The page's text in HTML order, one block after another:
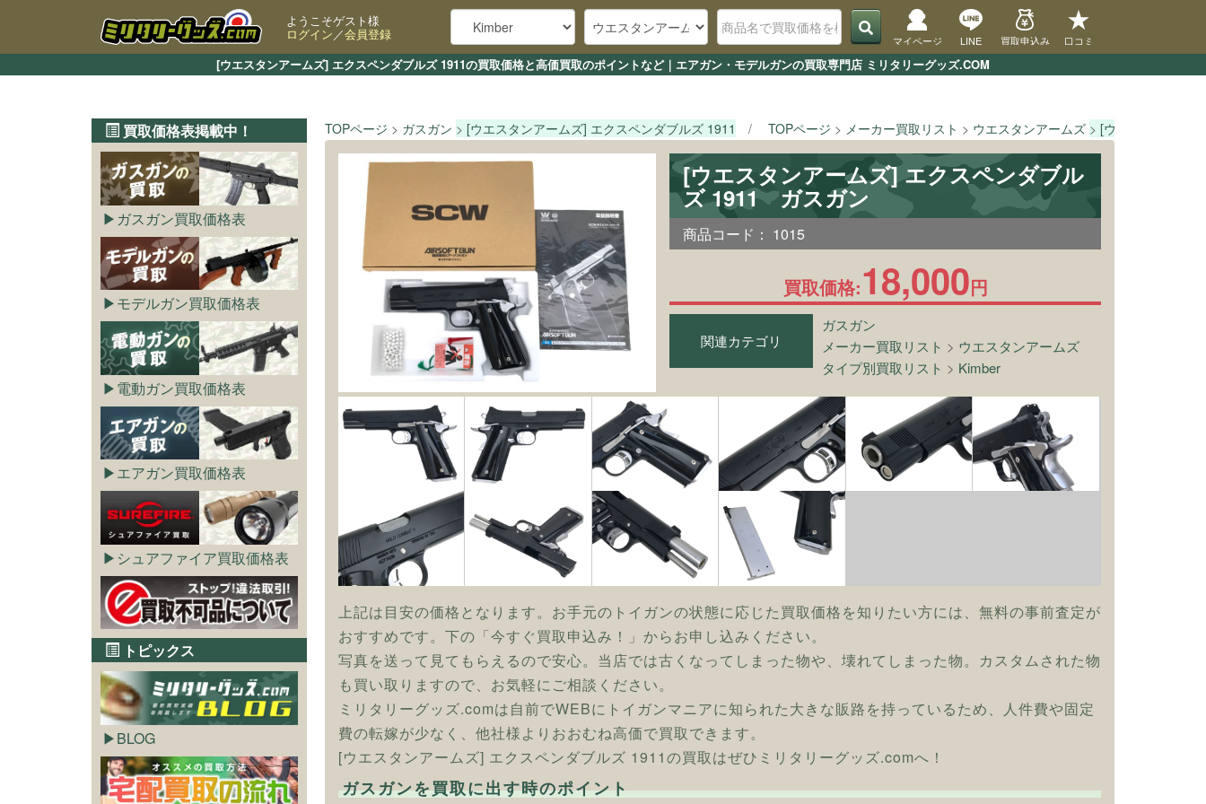
[ウエスタンアームズ] エクスペンダブルズ 1911の買取価格と高価買取のポイントなど｜エアガン・モデルガンの買取専門店 ミリタリーグッズ.COM
ようこそゲスト様
ログイン／会員登録 マイページ LINE 買取申込み 口コミ
TOPページ ガスガン [ウエスタンアームズ] エクスペンダブルズ 1911 TOPページ メーカー買取リスト ウエスタンアームズ [ウエスタンアー
[ウエスタンアームズ] エクスペンダブル
ズ 1911 ガスガン
商品コード： 1015
買取価格:18,000円
関連カテゴリ
ガスガン
メーカー買取リスト > ウエスタンアームズ
タイプ別買取リスト > Kimber
上記は目安の価格となります。お手元のトイガンの状態に応じた買取価格を知りたい方には、無料の事前査定が
おすすめです。下の「今すぐ買取申込み！」からお申し込みください。
写真を送って見てもらえるので安心。当店では古くなってしまった物や、壊れてしまった物。カスタムされた物
も買い取りますので、お気軽にご相談ください。
ミリタリーグッズ.comは自前でWEBにトイガンマニアに知られた大きな販路を持っているため、人件費や固定
費の転嫁が少なく、他社様よりおおむね高価で買取できます。
[ウエスタンアームズ] エクスペンダブルズ 1911の買取はぜひミリタリーグッズ.comへ！
ガスガンを買取に出す時のポイント
買取価格表掲載中！
ガスガン買取価格表
モデルガン買取価格表
電動ガン買取価格表
エアガン買取価格表
シュアファイア買取価格表
トピックス
BLOG